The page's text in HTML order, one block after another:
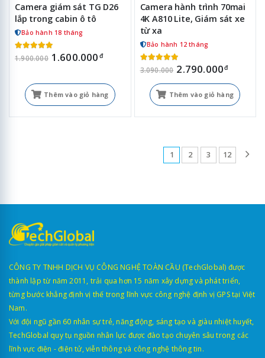
Camera giám sát TG D26
lắp trong cabin ô tô
Bảo hành 18 tháng
1.900.000 1.600.000 đ
Thêm vào giỏ hàng
Camera hành trình 70mai
4K A810 Lite, Giám sát xe
từ xa
Bảo hành 12 tháng
3.090.000 2.790.000đ
Thêm vào giỏ hàng
1 2 3 12
CÔNG TY TNHH DỊCH VỤ CÔNG NGHỆ TOÀN CẦU (TechGlobal) được
thành lập từ năm 2011, trải qua hơn 15 năm xây dựng và phát triển,
từng bước khẳng định vị thế trong lĩnh vực công nghệ định vị GPS tại Việt
Nam.
Với đội ngũ gần 60 nhân sự trẻ, năng động, sáng tạo và giàu nhiệt huyết,
TechGlobal quy tụ nguồn nhân lực được đào tạo chuyên sâu trong các
lĩnh vực điện - điện tử, viễn thông và công nghệ thông tin.